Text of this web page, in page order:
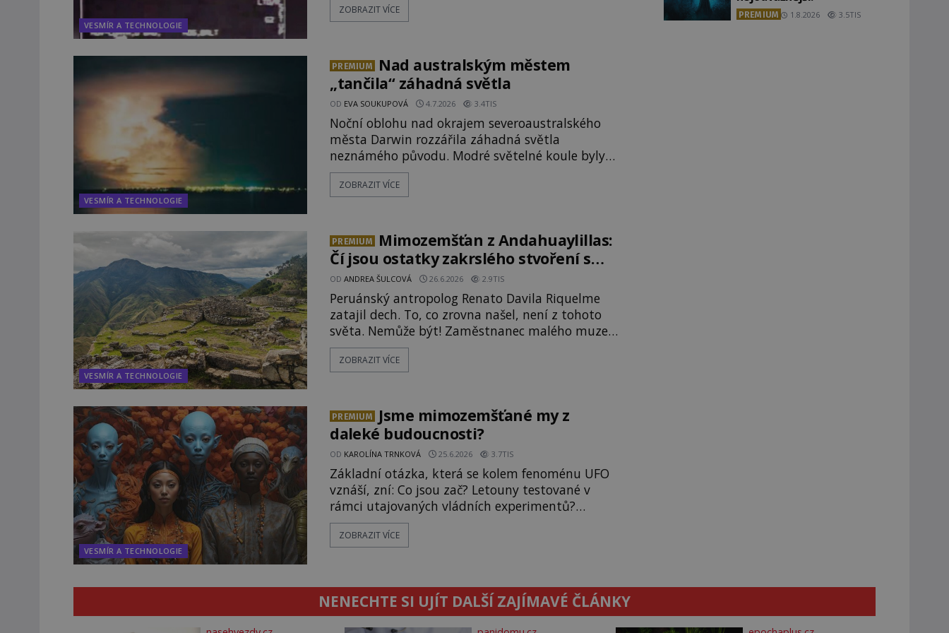
VESMÍR A TECHNOLOGIE
létajících těles objeveny. Je možné, že šlo o nějaké
2023 vydává
ZOBRAZIT VÍCE
VESMÍR A TECHNOLOGIE
PREMIUM
Nad australským městem
„tančila“ záhadná světla
OD EVA SOUKUPOVÁ 4.7.2026 3.4TIS
Noční oblohu nad okrajem severoaustralského
města Darwin rozzářila záhadná světla
neznámého původu. Modré světelné koule byly
viditelné nejméně dvacet minut, během nichž se
opakovaně objevovaly a zase mizely. Svědek,
Záhadný záznam okamžitě rozpoutal deb
ZOBRAZIT VÍCE
VESMÍR A TECHNOLOGIE
PREMIUM
Mimozemšťan z Andahuaylillas:
Čí jsou ostatky zakrslého stvoření s
ohromnou lebkou?
ODANDREA ŠULCOVÁ 26.6.2026 2.9TIS
Peruánský antropolog Renato Davila Riquelme
zatajil dech. To, co zrovna našel, není z tohoto
světa. Nemůže být! Zaměstnanec malého muzea
v peruánském městečku Andahuaylillas nedaleko
legendárního Cuzca pomalu sestupuje z posvátné
nad nálezem kroutí hlavou. Už na
ZOBRAZIT VÍCE
VESMÍR A TECHNOLOGIE
PREMIUM
Jsme mimozemšťané my z
daleké budoucnosti?
OD KAROLÍNA TRNKOVÁ 25.6.2026 3.7TIS
Základní otázka, která se kolem fenoménu UFO
vznáší, zní: Co jsou zač? Letouny testované v
rámci utajovaných vládních experimentů?
Mimozemské vesmírné lodě plnící na Zemi nám
neznámý úkol? Skokani mezi dimenzemi, putující
diskutují vědci, ufologo
ZOBRAZIT VÍCE
PREMIUM 1.8.2026 3.5TIS
NENECHTE SI UJÍT DALŠÍ ZAJÍMAVÉ ČLÁNKY